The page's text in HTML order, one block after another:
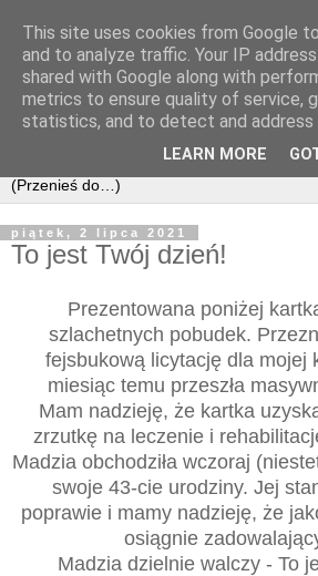
piątek, 2 lipca 2021
To jest Twój dzień!
Prezentowana poniżej
szlachetnych pobudek.
fejsbukową licytację dla mojej
miesiąc temu przeszła
Mam nadzieję, że kartka
zrzutkę na leczenie i
Madzia obchodziła wczoraj
swoje 43-cie urodziny. Jej
poprawie i mamy nadzieję, że
osiągnie
Madzia dzielnie walczy - To
This site uses cookies from Google
and to analyze traffic. Your IP
shared with Google along with
metrics to ensure quality of service,
statistics, and to detect and address
LEARN MORE